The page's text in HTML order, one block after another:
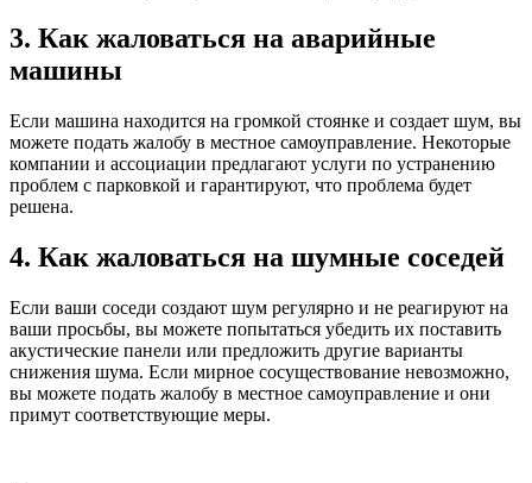
3. Как жаловаться на аварийные
машины
Если машина находится на громкой стоянке и создает шум, вы
можете подать жалобу в местное самоуправление. Некоторые
компании и ассоциации предлагают услуги по устранению
проблем с парковкой и гарантируют, что проблема будет
решена.
4. Как жаловаться на шумные соседей
Если ваши соседи создают шум регулярно и не реагируют на
ваши просьбы, вы можете попытаться убедить их поставить
акустические панели или предложить другие варианты
снижения шума. Если мирное сосуществование невозможно,
вы можете подать жалобу в местное самоуправление и они
примут соответствующие меры.